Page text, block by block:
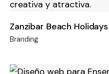
Zanzibar Beach Holidays
Branding